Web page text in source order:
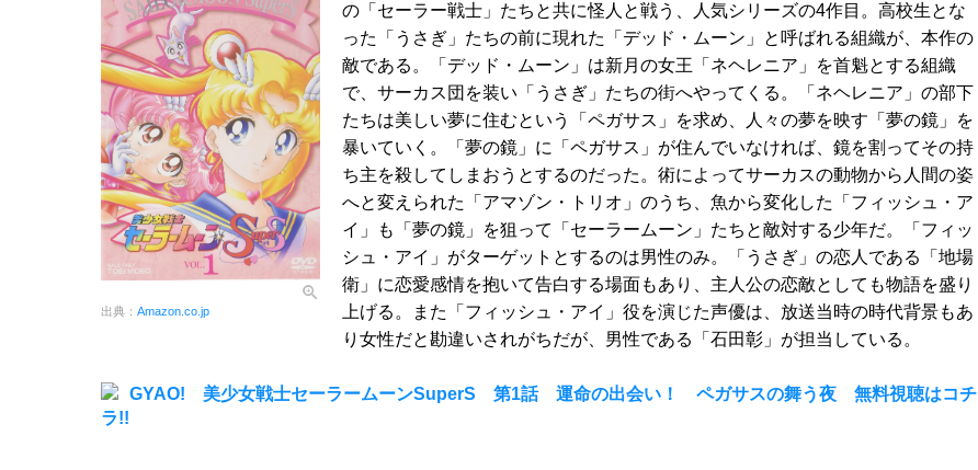
出典： Amazon.co.jp
の「セーラー戦士」たちと共に怪人と戦う、人気シリーズの4作目。高校生とな
った「うさぎ」たちの前に現れた「デッド・ムーン」と呼ばれる組織が、本作の
敵である。「デッド・ムーン」は新月の女王「ネヘレニア」を首魁とする組織
で、サーカス団を装い「うさぎ」たちの街へやってくる。「ネヘレニア」の部下
たちは美しい夢に住むという「ペガサス」を求め、人々の夢を映す「夢の鏡」を
暴いていく。「夢の鏡」に「ペガサス」が住んでいなければ、鏡を割ってその持
ち主を殺してしまおうとするのだった。術によってサーカスの動物から人間の姿
へと変えられた「アマゾン・トリオ」のうち、魚から変化した「フィッシュ・ア
イ」も「夢の鏡」を狙って「セーラームーン」たちと敵対する少年だ。「フィッ
シュ・アイ」がターゲットとするのは男性のみ。「うさぎ」の恋人である「地場
衛」に恋愛感情を抱いて告白する場面もあり、主人公の恋敵としても物語を盛り
上げる。また「フィッシュ・アイ」役を演じた声優は、放送当時の時代背景もあ
り女性だと勘違いされがちだが、男性である「石田彰」が担当している。
GYAO! 美少女戦士セーラームーンSuperS 第1話 運命の出会い！ ペガサスの舞う夜 無料視聴はコチ
ラ!!